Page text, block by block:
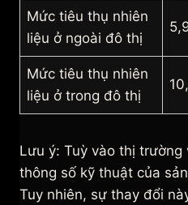
Mức tiêu thụ nhiên
liệu ở ngoài đô thị
Mức tiêu thụ nhiên
liệu ở trong đô thị
Lưu ý: Tuỳ vào thị
thông số kỹ thuật của
Tuy nhiên, sự thay đổi